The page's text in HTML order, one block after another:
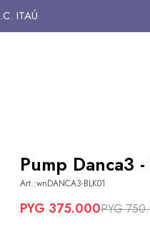
ITAÚ
Pump Danca3
wnDANCA3-BLK01
PYG 375.000PYG